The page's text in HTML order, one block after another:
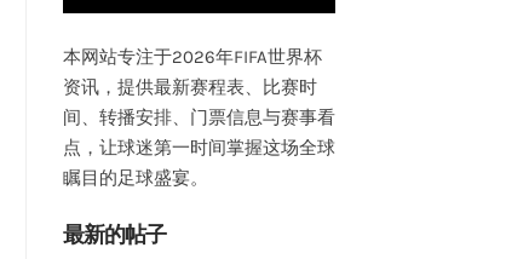
本网站专注于2026年FIFA世界杯
资讯，提供最新赛程表、比赛时
间、转播安排、门票信息与赛事看
点，让球迷第一时间掌握这场全球
瞩目的足球盛宴。
最新的帖子